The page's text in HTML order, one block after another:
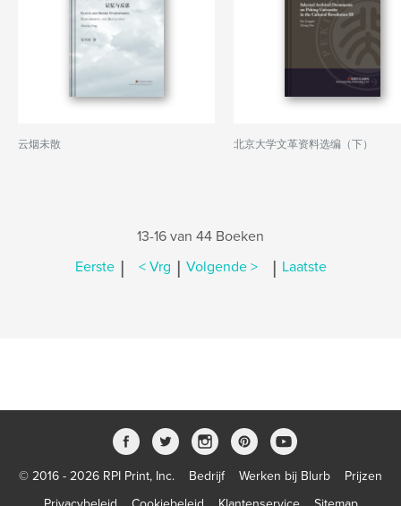
云烟未散 北京大学文革资料选编（下）
13-16 van 44 Boeken
Eerste | < Vrg | Volgende > | Laatste
© 2016 - 2026 RPI Print, Inc. Bedrijf Werken bij Blurb
Prijzen